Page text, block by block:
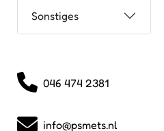
Sonstiges
046 474 2381
info@psmets.nl